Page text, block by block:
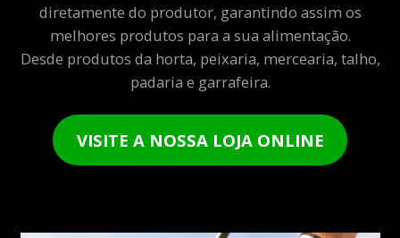
diretamente do produtor, garantindo assim os
melhores produtos para a sua alimentação.
Desde produtos da horta, peixaria, mercearia, talho,
padaria e garrafeira.
VISITE A NOSSA LOJA ONLINE